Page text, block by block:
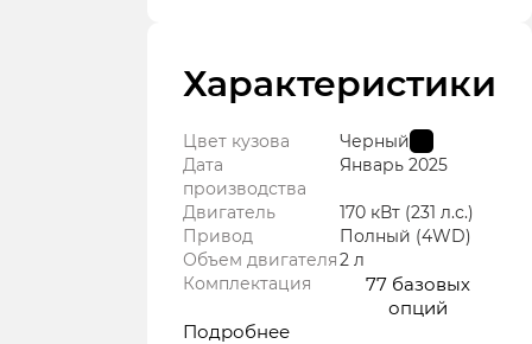
Характеристики
Цвет кузова
Черный
Дата
производства
Январь 2025
Двигатель 170 кВт (231 л.с.)
Привод
Полный (4WD)
Объем двигателя2 л
Комплектация
77 базовых
опций
Подробнее